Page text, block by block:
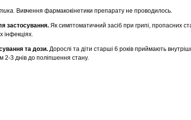
Вивчення фармакокінетики препарату не проводилось.
застосування. Як симптоматичний засіб при грипі, пропасних
інфекціях.
та дози. Дорослі та діти старші 6 років приймають
2-3 днів до поліпшення стану.